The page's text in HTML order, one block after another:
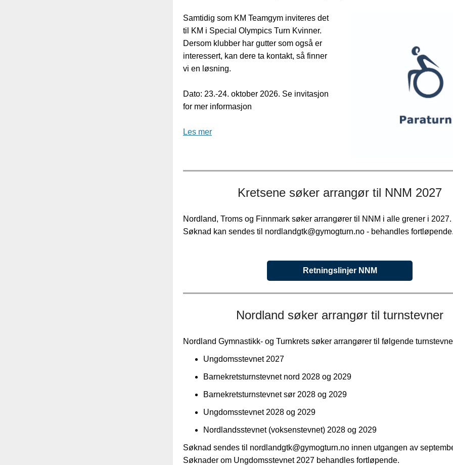
Samtidig som KM Teamgym inviteres det
til KM i Special Olympics Turn Kvinner.
Dersom klubber har gutter som også er
interessert, kan dere ta kontakt, så finner
vi en løsning.
Dato: 23.-24. oktober 2026. Se invitasjon
for mer informasjon
Les mer
Kretsene søker arrangør til NNM 2027
Nordland, Troms og Finnmark søker arrangører til NNM i alle grener i 2027.
Søknad kan sendes til nordlandgtk@gymogturn.no - behandles
Retningslinjer NNM
Nordland søker arrangør til turnstevner
Nordland Gymnastikk- og Turnkrets søker arrangører til følgende
Ungdomsstevnet 2027
Barnekretsturnstevnet nord 2028 og 2029
Barnekretsturnstevnet sør 2028 og 2029
Ungdomsstevnet 2028 og 2029
Nordlandsstevnet (voksenstevnet) 2028 og 2029
Søknad sendes til nordlandgtk@gymogturn.no innen utgangen av
Søknader om Ungdomsstevnet 2027 behandles fortløpende.